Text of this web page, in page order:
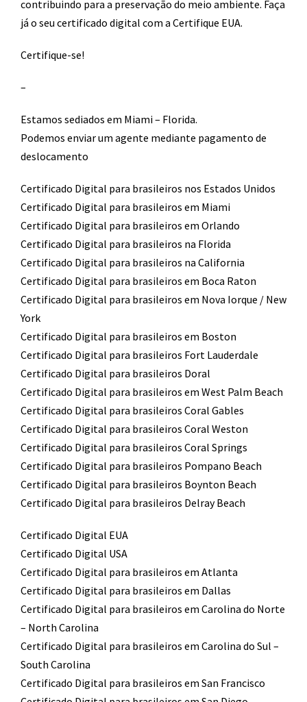
contribuindo para a preservação do meio ambiente. Faça
já o seu certificado digital com a Certifique EUA.
Certifique-se!
–
Estamos sediados em Miami – Florida.
Podemos enviar um agente mediante pagamento de
deslocamento​
Certificado Digital para brasileiros nos Estados Unidos
Certificado Digital para brasileiros em Miami
Certificado Digital para brasileiros em Orlando
Certificado Digital para brasileiros na Florida
Certificado Digital para brasileiros na California
Certificado Digital para brasileiros em Boca Raton
Certificado Digital para brasileiros em Nova Iorque / New
York
Certificado Digital para brasileiros em Boston
Certificado Digital para brasileiros Fort Lauderdale
Certificado Digital para brasileiros Doral
Certificado Digital para brasileiros em West Palm Beach
Certificado Digital para brasileiros Coral Gables
Certificado Digital para brasileiros Coral Weston
Certificado Digital para brasileiros Coral Springs
Certificado Digital para brasileiros Pompano Beach
Certificado Digital para brasileiros Boynton Beach
Certificado Digital para brasileiros Delray Beach
Certificado Digital EUA
Certificado Digital USA
Certificado Digital para brasileiros em Atlanta
Certificado Digital para brasileiros em Dallas
Certificado Digital para brasileiros em Carolina do Norte
– North Carolina
Certificado Digital para brasileiros em Carolina do Sul –
South Carolina
Certificado Digital para brasileiros em San Francisco